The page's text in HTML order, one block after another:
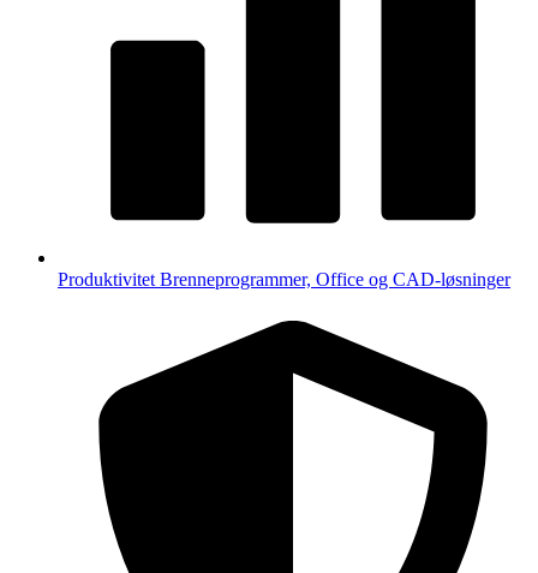
Produktivitet Brenneprogrammer, Office og CAD-løsninger